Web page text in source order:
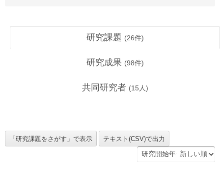
研究課題 (26件)
研究成果 (98件)
共同研究者 (15 人)